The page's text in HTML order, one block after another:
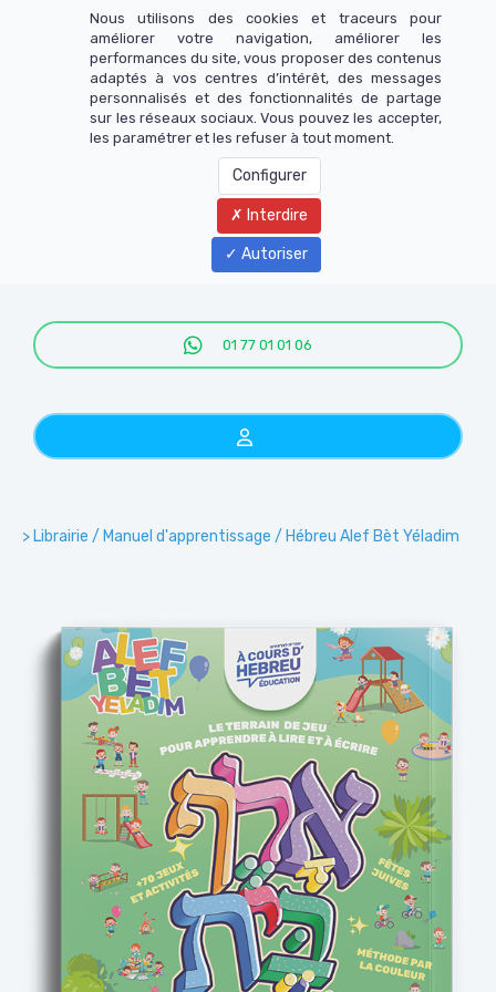
Menu
01 77 01 01 06
> Librairie / Manuel d'apprentissage / Hébreu Alef Bèt Yéladim
Nous utilisons des cookies et traceurs pour
améliorer votre navigation, améliorer les
performances du site, vous proposer des contenus
adaptés à vos centres d’intérêt, des messages
personnalisés et des fonctionnalités de partage
sur les réseaux sociaux. Vous pouvez les accepter,
les paramétrer et les refuser à tout moment.
Configurer
Interdire
Autoriser